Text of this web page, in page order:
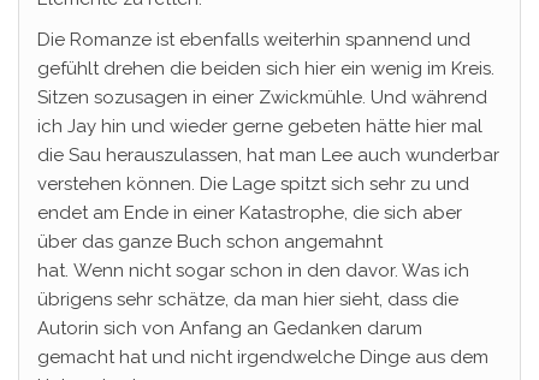
Die Romanze ist ebenfalls weiterhin spannend und
gefühlt drehen die beiden sich hier ein wenig im Kreis.
Sitzen sozusagen in einer Zwickmühle. Und während
ich Jay hin und wieder gerne gebeten hätte hier mal
die Sau herauszulassen, hat man Lee auch wunderbar
verstehen können. Die Lage spitzt sich sehr zu und
endet am Ende in einer Katastrophe, die sich aber
über das ganze Buch schon angemahnt
hat. Wenn nicht sogar schon in den davor. Was ich
übrigens sehr schätze, da man hier sieht, dass die
Autorin sich von Anfang an Gedanken darum
gemacht hat und nicht irgendwelche Dinge aus dem